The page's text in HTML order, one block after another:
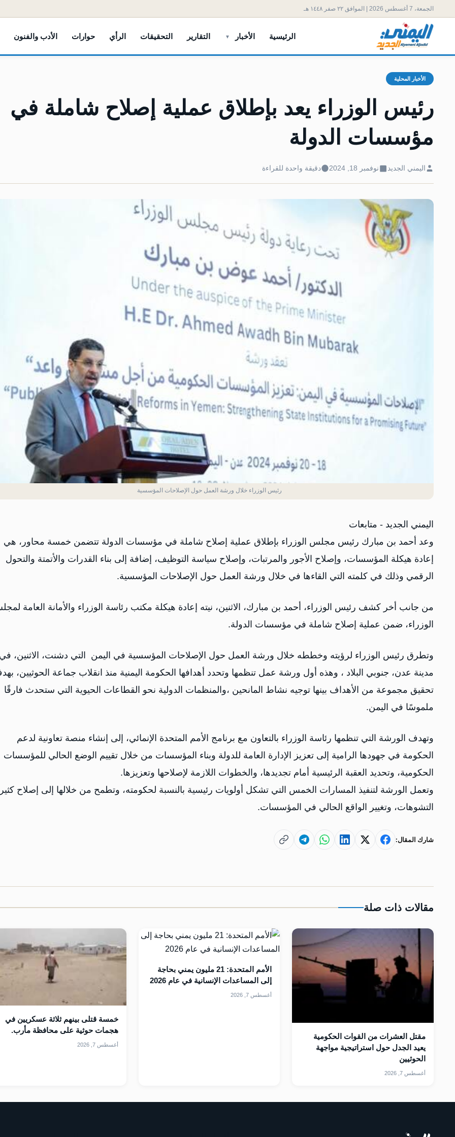
الجمعة، 7 أغسطس 2026 | الموافق ٢٢ صفر ١٤٤٨ هـ
الرئيسية الأخبار التقارير التحقيقات الرأي حوارات الأدب والفنون
الأخبار المحلية
رئيس الوزراء يعد بإطلاق عملية إصلاح شاملة في
مؤسسات الدولة
اليمني الجديد نوفمبر 18, 2024 دقيقة واحدة للقراءة
رئيس الوزراء خلال ورشة العمل حول الإصلاحات المؤسسية
اليمني الجديد - متابعات
وعد أحمد بن مبارك رئيس مجلس الوزراء بإطلاق عملية إصلاح شاملة في مؤسسات الدولة تتضمن خمسة محاور، هي
إعادة هيكلة المؤسسات، وإصلاح الأجور والمرتبات، وإصلاح سياسة التوظيف، إضافة إلى بناء القدرات والأتمتة والتحول
الرقمي وذلك في كلمته التي القاءها في خلال ورشة العمل حول الإصلاحات المؤسسية.
من جانب أخر كشف رئيس الوزراء، أحمد بن مبارك، الاثنين، نيته إعادة هيكلة مكتب رئاسة الوزراء والأمانة العامة
الوزراء، ضمن عملية إصلاح شاملة في مؤسسات الدولة.
وتطرق رئيس الوزراء لرؤيته وخططه خلال ورشة العمل حول الإصلاحات المؤسسية في اليمن التي دشنت، الاثنين،
مدينة عدن، جنوبي البلاد ، وهذه أول ورشة عمل تنظمها وتحدد أهدافها الحكومة اليمنية منذ انقلاب جماعة الحوثيين،
تحقيق مجموعة من الأهداف بينها توجيه نشاط المانحين ،والمنظمات الدولية نحو القطاعات الحيوية التي ستحدث فارقًا
ملموسًا في اليمن.
وتهدف الورشة التي تنظمها رئاسة الوزراء بالتعاون مع برنامج الأمم المتحدة الإنمائي، إلى إنشاء منصة تعاونية لدعم
الحكومة في جهودها الرامية إلى تعزيز الإدارة العامة للدولة وبناء المؤسسات من خلال تقييم الوضع الحالي للمؤسسات
الحكومية، وتحديد العقبة الرئيسية أمام تجديدها، والخطوات اللازمة لإصلاحها وتعزيزها.
وتعمل الورشة لتنفيذ المسارات الخمس التي تشكل أولويات رئيسية بالنسبة لحكومته، وتطمح من خلالها إلى إصلاح
التشوهات، وتغيير الواقع الحالي في المؤسسات.
شارك المقال:
مقالات ذات صلة
مقتل العشرات من القوات الحكومية
يعيد الجدل حول استراتيجية مواجهة
الحوثيين
أغسطس 7, 2026
الأمم المتحدة: 21 مليون يمني بحاجة
إلى المساعدات الإنسانية في عام 2026
أغسطس 7, 2026
خمسة قتلى بينهم ثلاثة عسكريين في
هجمات حوثية على محافظة مأرب.
أغسطس 7, 2026